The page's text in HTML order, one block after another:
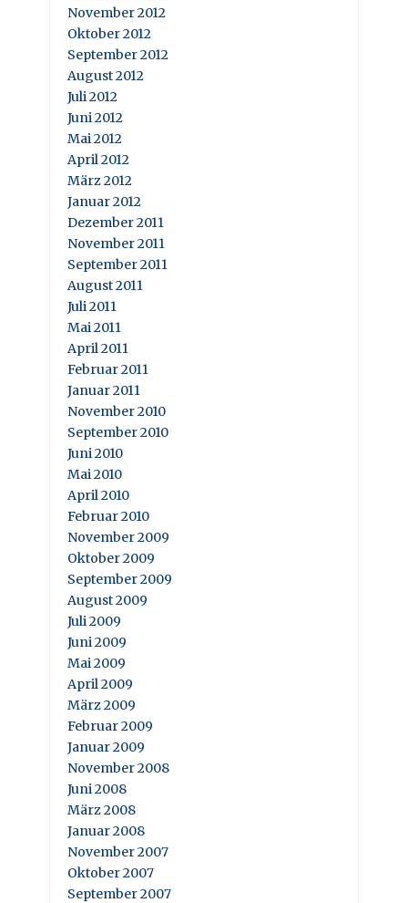
November 2012
Oktober 2012
September 2012
August 2012
Juli 2012
Juni 2012
Mai 2012
April 2012
März 2012
Januar 2012
Dezember 2011
November 2011
September 2011
August 2011
Juli 2011
Mai 2011
April 2011
Februar 2011
Januar 2011
November 2010
September 2010
Juni 2010
Mai 2010
April 2010
Februar 2010
November 2009
Oktober 2009
September 2009
August 2009
Juli 2009
Juni 2009
Mai 2009
April 2009
März 2009
Februar 2009
Januar 2009
November 2008
Juni 2008
März 2008
Januar 2008
November 2007
Oktober 2007
September 2007